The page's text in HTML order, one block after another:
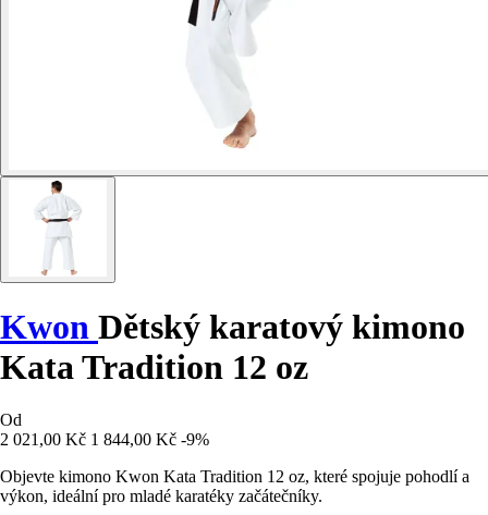
Kwon Dětský karatový kimono
Kata Tradition 12 oz
Od
2 021,00 Kč 1 844,00 Kč -9%
Objevte kimono Kwon Kata Tradition 12 oz, které spojuje pohodlí a
výkon, ideální pro mladé karatéky začátečníky.